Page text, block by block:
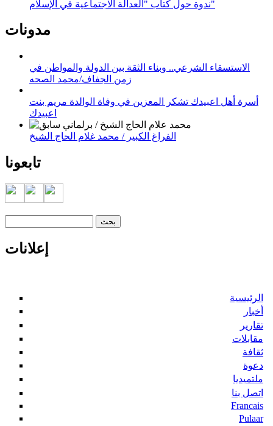
ندوة حول كتاب "العدالة الاجتماعية في الإسلام"
مدونات
الاستسقاء الشرعي.. وبناء الثقة بين الدولة والمواطن في
زمن الجفاف/محمد الصحه
أسرة أهل اعبيدك تشكر المعزين في وفاة الوالدة مريم بنت
اعبيدك
الفراغ الكبير / محمد غلام الحاج الشيخ
تابعونا
إعلانات
الرئيسية
أخبار
تقارير
مقابلات
ثقافة
دعوة
ملتميديا
اتصل بنا
Francais
Pulaar